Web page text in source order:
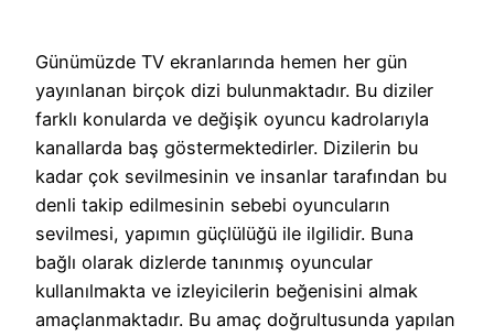
Günümüzde TV ekranlarında hemen her gün
yayınlanan birçok dizi bulunmaktadır. Bu diziler
farklı konularda ve değişik oyuncu kadrolarıyla
kanallarda baş göstermektedirler. Dizilerin bu
kadar çok sevilmesinin ve insanlar tarafından bu
denli takip edilmesinin sebebi oyuncuların
sevilmesi, yapımın güçlülüğü ile ilgilidir. Buna
bağlı olarak dizlerde tanınmış oyuncular
kullanılmakta ve izleyicilerin beğenisini almak
amaçlanmaktadır. Bu amaç doğrultusunda yapılan